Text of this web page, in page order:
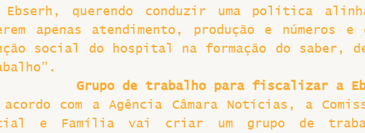
Ebserh, querendo conduzir uma política
apenas atendimento, produção e números
social do hospital na formação do saber,
Grupo de trabalho para fiscalizar a
acordo com a Agência Câmara Notícias, a
e Família vai criar um grupo de